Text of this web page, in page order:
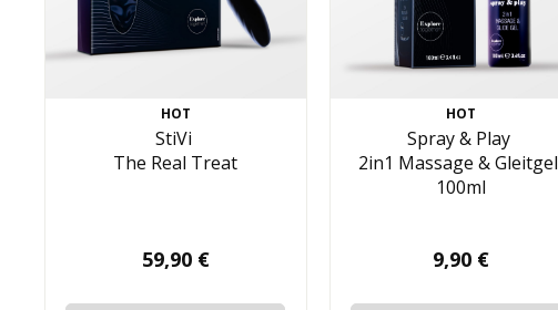
HOT
StiVi
The Real Treat
59,90 €
HOT
Spray & Play
2in1 Massage & Gleitgel
100ml
9,90 €